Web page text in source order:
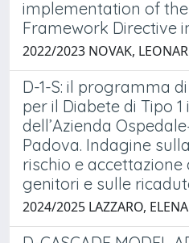
implementation of
Framework Directive
2022/2023 NOVAK,
D-1-S: il programma
per il Diabete di Tipo
dell’Azienda
Padova. Indagine
rischio e accettazione
genitori e sulle
2024/2025 LAZZARO, ELENA